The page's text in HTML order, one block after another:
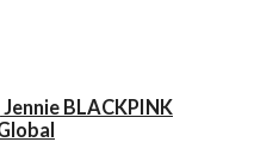
BLACKPINK